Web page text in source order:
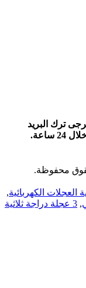
ترك البريد
العجلات الكهربائية,
,
3 عجلة دراجة ثلاثية